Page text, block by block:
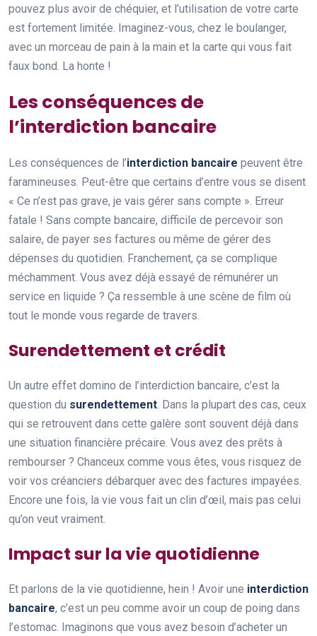
pouvez plus avoir de chéquier, et l’utilisation de votre carte
est fortement limitée. Imaginez-vous, chez le boulanger,
avec un morceau de pain à la main et la carte qui vous fait
faux bond. La honte !
Les conséquences de
l’interdiction bancaire
Les conséquences de l’interdiction bancaire peuvent être
faramineuses. Peut-être que certains d’entre vous se disent
« Ce n’est pas grave, je vais gérer sans compte ». Erreur
fatale ! Sans compte bancaire, difficile de percevoir son
salaire, de payer ses factures ou même de gérer des
dépenses du quotidien. Franchement, ça se complique
méchamment. Vous avez déjà essayé de rémunérer un
service en liquide ? Ça ressemble à une scène de film où
tout le monde vous regarde de travers.
Surendettement et crédit
Un autre effet domino de l’interdiction bancaire, c’est la
question du surendettement. Dans la plupart des cas, ceux
qui se retrouvent dans cette galère sont souvent déjà dans
une situation financière précaire. Vous avez des prêts à
rembourser ? Chanceux comme vous êtes, vous risquez de
voir vos créanciers débarquer avec des factures impayées.
Encore une fois, la vie vous fait un clin d’œil, mais pas celui
qu’on veut vraiment.
Impact sur la vie quotidienne
Et parlons de la vie quotidienne, hein ! Avoir une interdiction
bancaire, c’est un peu comme avoir un coup de poing dans
l’estomac. Imaginons que vous avez besoin d’acheter un